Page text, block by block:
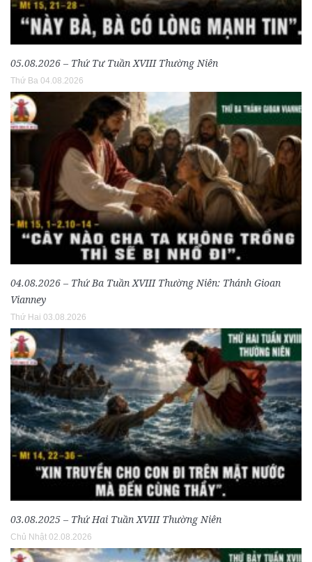
05.08.2026 – Thứ Tư Tuần XVIII Thường Niên
Thứ Ba 04.08.2026
04.08.2026 – Thứ Ba Tuần XVIII Thường Niên: Thánh Gioan
Vianney
Thứ Hai 03.08.2026
03.08.2025 – Thứ Hai Tuần XVIII Thường Niên
Chủ Nhật 02.08.2026